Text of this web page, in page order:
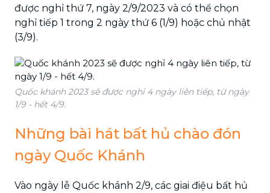
được nghỉ thứ 7, ngày 2/9/2023 và có thể chọn
nghỉ tiếp 1 trong 2 ngày thứ 6 (1/9) hoặc chủ nhật
(3/9).
Quốc khánh 2023 sẽ được nghỉ 4 ngày liên tiếp, từ ngày
1/9 - hết 4/9.
Những bài hát bất hủ chào đón
ngày Quốc Khánh
Vào ngày lễ Quốc khánh 2/9, các giai điệu bất hủ